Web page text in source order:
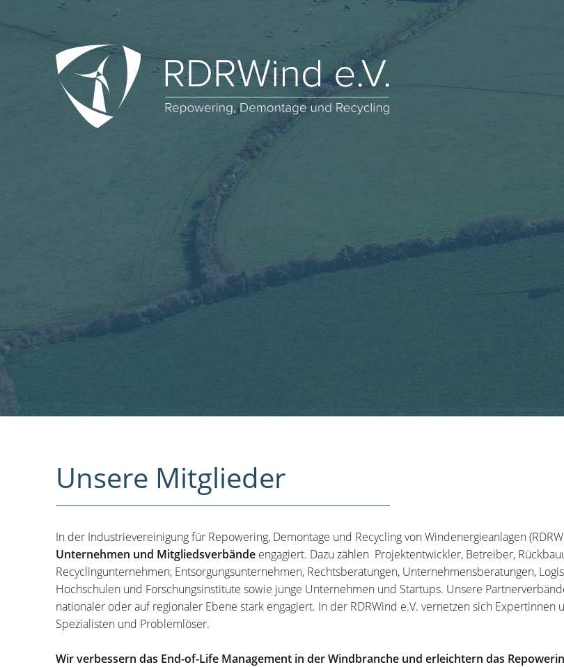
Unsere Mitglieder
In der Industrievereinigung für Repowering, Demontage und Recycling von Windenergieanlagen
Unternehmen und Mitgliedsverbände engagiert. Dazu zählen Projektentwickler, Betreiber,
Recyclingunternehmen, Entsorgungsunternehmen, Rechtsberatungen, Unternehmensberatungen,
Hochschulen und Forschungsinstitute sowie junge Unternehmen und Startups. Unsere
nationaler oder auf regionaler Ebene stark engagiert. In der RDRWind e.V. vernetzen sich Expertinnen
Spezialisten und Problemlöser.
Wir verbessern das End-of-Life Management in der Windbranche und erleichtern das